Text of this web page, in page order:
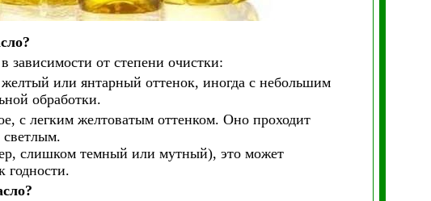
зависимости от степени очистки:
или янтарный оттенок, иногда с небольшим
обработки.
с легким желтоватым оттенком. Оно проходит
светлым.
слишком темный или мутный), это может
годности.